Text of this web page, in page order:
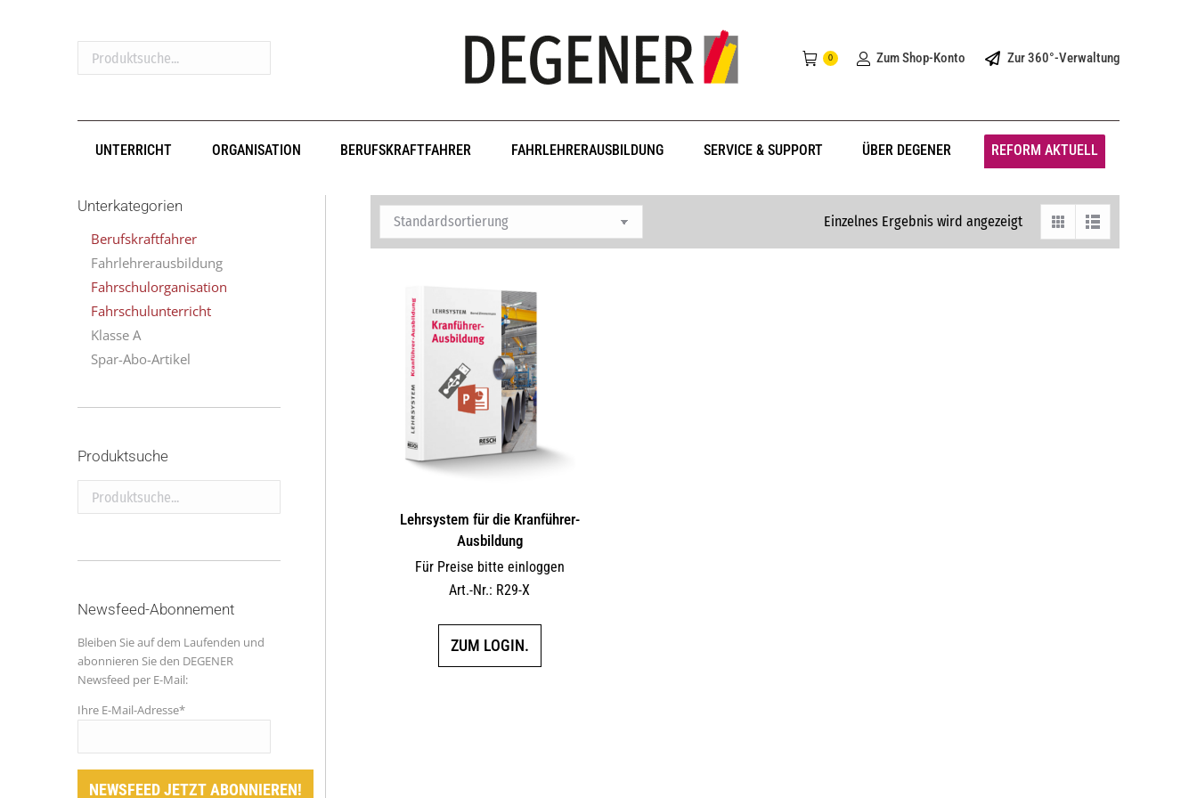
Produktsuche...
0 Zum Shop-Konto Zur 360°-Verwaltung
UNTERRICHT ORGANISATION BERUFSKRAFTFAHRER FAHRLEHRERAUSBILDUNG SERVICE & SUPPORT ÜBER DEGENER REFORM AKTUELL
Einzelnes Ergebnis wird angezeigt
Lehrsystem für die Kranführer-
Ausbildung
Für Preise bitte einloggen
Art.-Nr.: R29-X
ZUM LOGIN.
Unterkategorien
Berufskraftfahrer
Fahrlehrerausbildung
Fahrschulorganisation
Fahrschulunterricht
Klasse A
Spar-Abo-Artikel
Produktsuche
Produktsuche...
Newsfeed-Abonnement
Bleiben Sie auf dem Laufenden und
abonnieren Sie den DEGENER
Newsfeed per E-Mail:
Ihre E-Mail-Adresse*